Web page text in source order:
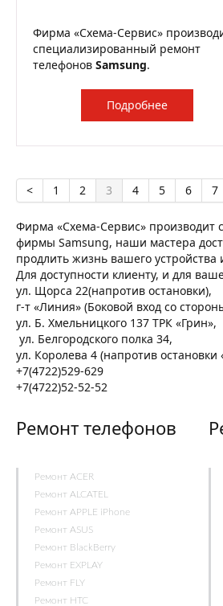
Фирма «Схема-Сервис»
специализированный ремонт
телефонов Samsung.
Подробнее
< 1 2 3 4 5 6 7
Фирма «Схема-Сервис» производит
фирмы Samsung, наши мастера
продлить жизнь вашего
Для доступности клиенту, и для
ул. Щорса 22(напротив остановки),
г-т «Линия» (Боковой вход со
ул. Б. Хмельницкого 137 ТРК «Грин»,
ул. Белгородского полка 34,
ул. Королева 4 (напротив
+7(4722)529-629
+7(4722)52-52-52
Ремонт телефонов
Ремонт ACER
Ремонт ALCATEL
Ремонт APPLE iPhone
Ремонт ASUS
Ремонт BlackBerry
Ремонт EXPLAY
Ремонт FLY
Ремонт HTC